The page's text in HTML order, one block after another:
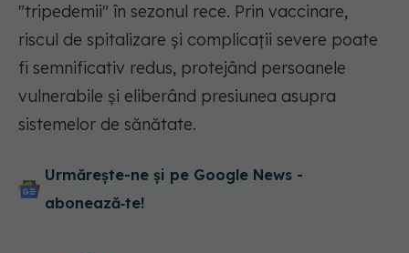
"tripedemii" în sezonul rece. Prin vaccinare,
riscul de spitalizare și complicații severe poate
fi semnificativ redus, protejând persoanele
vulnerabile și eliberând presiunea asupra
sistemelor de sănătate.
Urmărește-ne și pe Google News -
abonează‑te!